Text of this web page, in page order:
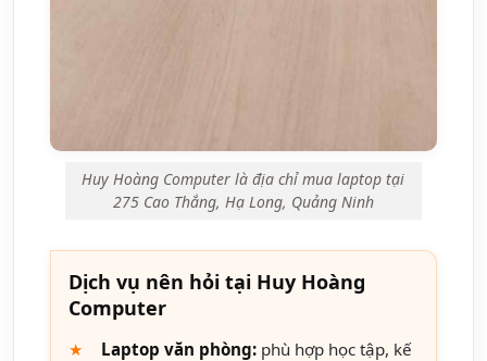
Huy Hoàng Computer là địa chỉ mua laptop tại
275 Cao Thắng, Hạ Long, Quảng Ninh
Dịch vụ nên hỏi tại Huy Hoàng
Computer
Laptop văn phòng: phù hợp học tập, kế